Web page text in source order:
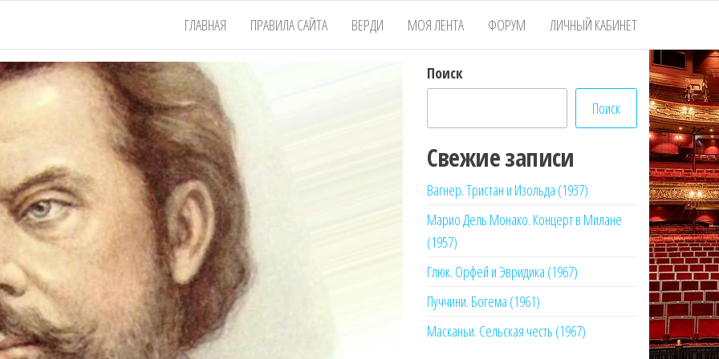
ГЛАВНАЯ ПРАВИЛА САЙТА ВЕРДИ МОЯ ЛЕНТА ФОРУМ ЛИЧНЫЙ КАБИНЕТ
Поиск
Поиск
Свежие записи
Вагнер. Тристан и Изольда (1937)
Марио Дель Монако. Концерт в Милане
(1957)
Глюк. Орфей и Эвридика (1967)
Пуччини. Богема (1961)
Масканьи. Сельская честь (1967)